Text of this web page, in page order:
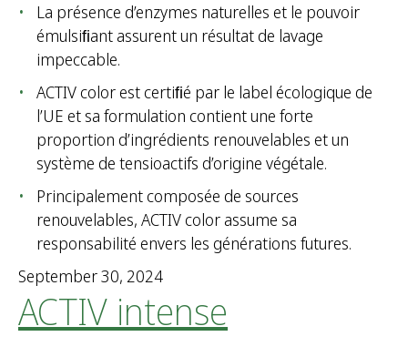
La présence d’enzymes naturelles et le pouvoir
émulsiﬁant assurent un résultat de lavage
impeccable.
ACTIV color est certiﬁé par le label écologique de
l’UE et sa formulation contient une forte
proportion d’ingrédients renouvelables et un
système de tensioactifs d’origine végétale.
Principalement composée de sources
renouvelables, ACTIV color assume sa
responsabilité envers les générations futures.
September 30, 2024
ACTIV intense